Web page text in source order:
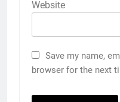
Website
Save my name,
browser for the next